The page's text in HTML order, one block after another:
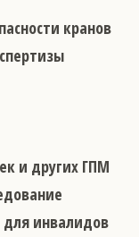
кранов
и других ГПМ
инвалидов